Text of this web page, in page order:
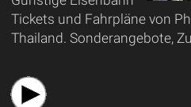
Tickets und Fahrpläne von
Thailand. Sonderangebote,